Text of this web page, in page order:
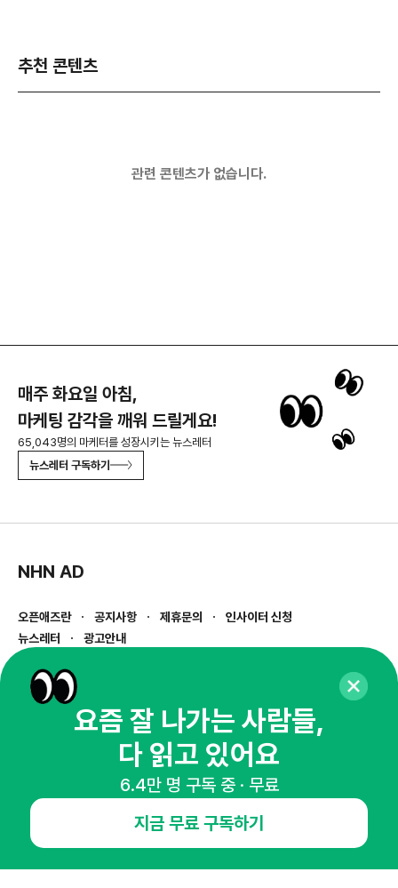
추천 콘텐츠
관련 콘텐츠가 없습니다.
매주 화요일 아침,
마케팅 감각을 깨워 드릴게요!
65,043명의 마케터를 성장시키는 뉴스레터
뉴스레터 구독하기
NHN AD
오픈애즈란 공지사항 제휴문의
인사이터 신청
뉴스레터
광고안내
경기도 성남시 분당구 대왕판교로645번길 16
사업자등록번호 : 144-81-27690(
통신판매업신고번호 : 2014-경기성남-1023
호스팅서비스사업자 : 오픈애즈
1800-2198
openads@openads.co.kr
이용약관
instagramthreadkakaotalk
요즘 잘 나가는 사람들,
다 읽고 있어요
6.4만 명 구독 중 · 무료
지금 무료 구독하기